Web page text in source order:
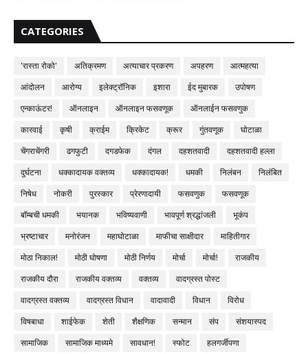
CATEGORIES
'रास्ता रोको' अतिक्रमण अत्याचार प्रकरण अपहरण
आत्महत्या
आंदोलन
आरोग्य इलेक्ट्रॉनिक इशारा ईद मुबारक
उपोषण
एन्काऊंटर!
ऑनलाइन ऑनलाइन फसवणूक
ऑनलाईन फसवणुक
कारवाई
कृषी क्राईम क्रिकेट क्रूर गुंतवणूक
घोटाळा
चेंगराचेंगरी
ढगफुटी दगडफेक दंगल दहशतवादी
दहशतवादी हल्ला
दुर्घटना
धक्कादायक वक्तव्य धक्कादायक! धमकी निलंबन
निलंबित
निषेध
नोकरी पुरस्कार प्रेरणादायी फसवणुक
फसवणूक
बॉम्बची धमकी
भयानक भविष्यवाणी भावपूर्ण श्रद्धांजली
भूकंप
भ्रष्टाचार
मनोरंजन महाघोटाळा माफीचा साक्षीदार
माहितीगार
मोठा निकाल!
मोठी घोषणा मोठी निर्णय मोर्चा मोर्चा!
राजकीय
राजकीय दौरा
राजकीय वक्तव्य वक्तव्य
वादग्रस्त पोस्ट
वादग्रस्त वक्तव्य
वादग्रस्त विधान वादावादी विधान
विरोध
विषबाधा
शाईफेक शेती शैक्षणिक सन्मान संप
संशयास्पद
सामाजिक
सामाजिक माध्यमे सावधान! स्फोट
हलगर्जीपणा